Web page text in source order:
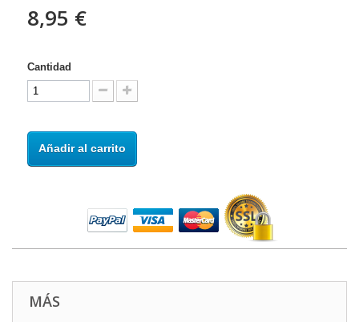
8,95 €
Cantidad
Añadir al carrito
MÁS